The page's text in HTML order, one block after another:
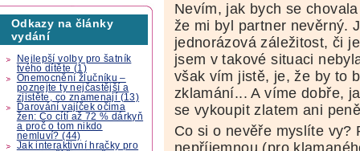
Odkazy na články
vydání
Nejlepší volby pro šatník
tvého dítěte (1)
Onemocnění žlučníku –
poznejte ty nejčastější a
zjistěte, co znamenají (13)
Darování vajíček očima
žen: Co cítí až 72 % dárkyň
a proč o tom nikdo
nemluví? (44)
Jak interaktivní hračky pro
Nevím, jak bych se
že mi byl partner nevěrný.
jednorázová záležitost, či
jsem v takové situaci
však vím jistě, je, že by to
zklamání... A víme dobře,
se vykoupit zlatem ani
Co si o nevěře myslíte vy?